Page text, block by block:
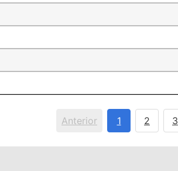
Anterior
1 2 3